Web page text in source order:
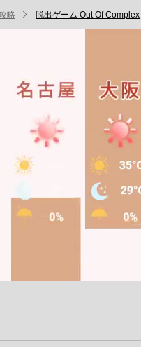
略 脱出ゲーム Out Of Complex